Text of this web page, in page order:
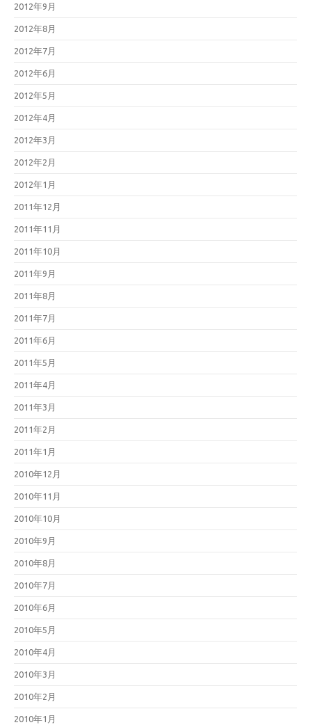
2012年9月
2012年8月
2012年7月
2012年6月
2012年5月
2012年4月
2012年3月
2012年2月
2012年1月
2011年12月
2011年11月
2011年10月
2011年9月
2011年8月
2011年7月
2011年6月
2011年5月
2011年4月
2011年3月
2011年2月
2011年1月
2010年12月
2010年11月
2010年10月
2010年9月
2010年8月
2010年7月
2010年6月
2010年5月
2010年4月
2010年3月
2010年2月
2010年1月